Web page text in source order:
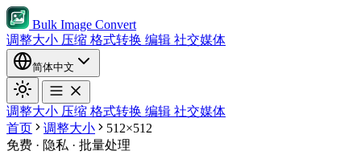
Bulk Image Convert
调整大小 压缩 格式转换 编辑 社交媒体
简体中文
调整大小 压缩 格式转换 编辑 社交媒体
首页
调整大小
512×512
免费 · 隐私 · 批量处理